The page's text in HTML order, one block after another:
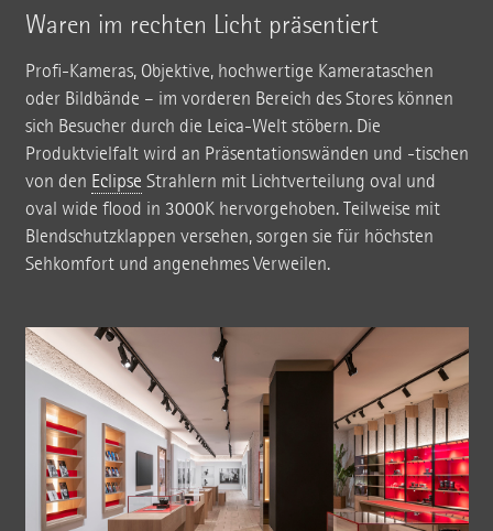
Waren im rechten Licht präsentiert
Profi-Kameras, Objektive, hochwertige Kamerataschen
oder Bildbände – im vorderen Bereich des Stores können
sich Besucher durch die Leica-Welt stöbern. Die
Produktvielfalt wird an Präsentationswänden und -tischen
von den Eclipse Strahlern mit Lichtverteilung oval und
oval wide flood in 3000K hervorgehoben. Teilweise mit
Blendschutzklappen versehen, sorgen sie für höchsten
Sehkomfort und angenehmes Verweilen.